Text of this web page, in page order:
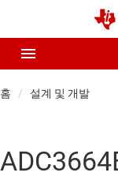
홈 설계 및 개발